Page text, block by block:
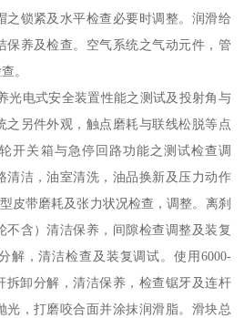
之锁紧及水平检查必要时调整。润滑给
保养及检查。空气系统之气动元件，管
。
光电式安全装置性能之测试及投射角与
之另件外观，触点磨耗与联线松脱等点
开关箱与急停回路功能之测试检查调
清洁，油室清洗，油品换新及压力动作
皮带磨耗及张力状况检查，调整。离刹
不含）清洁保养，间隙检查调整及装复
解，清洁检查及装复调试。使用6000-
拆卸分解，清洁保养，检查锯牙及连杆
光，打磨咬合面并涂抹润滑脂。滑块总